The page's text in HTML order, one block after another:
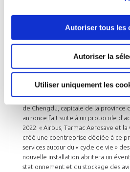
Autoriser tous les
Autoriser la
Utiliser uniquement les
Airbus va ouvrir un centre
de démantèlement d'avions
Tarmac Aerosave
Airbus a annoncé jeudi l'ouverture,
premier centre de services après-
de Chengdu, capitale de la province
annonce fait suite à un protocole
2022. « Airbus, Tarmac Aerosave et
créé une coentreprise dédiée à ce
services autour du « cycle de vie »
nouvelle installation abritera un
stationnement et du stockage des